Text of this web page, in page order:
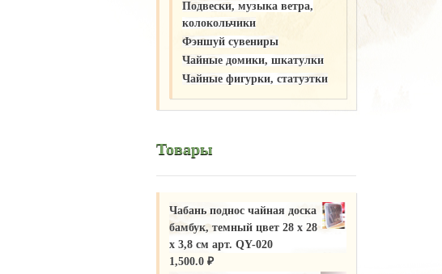
Подвески, музыка ветра,
колокольчики
Фэншуй сувениры
Чайные домики, шкатулки
Чайные фигурки, статуэтки
Товары
Чабань поднос чайная доска
бамбук, темный цвет 28 х 28
х 3,8 см арт. QY-020
1,500.0 ₽